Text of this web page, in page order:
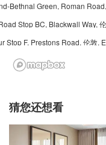
Bethnal Green, Roman
Stop BC, Blackwall Way,
Stop F, Prestons Road, 伦敦,
Stop E, Prestons Road, 伦
Road Stop A, Marsh Wall, 伦敦,
161 Marsh Wall, 伦敦, E14
猜您还想看